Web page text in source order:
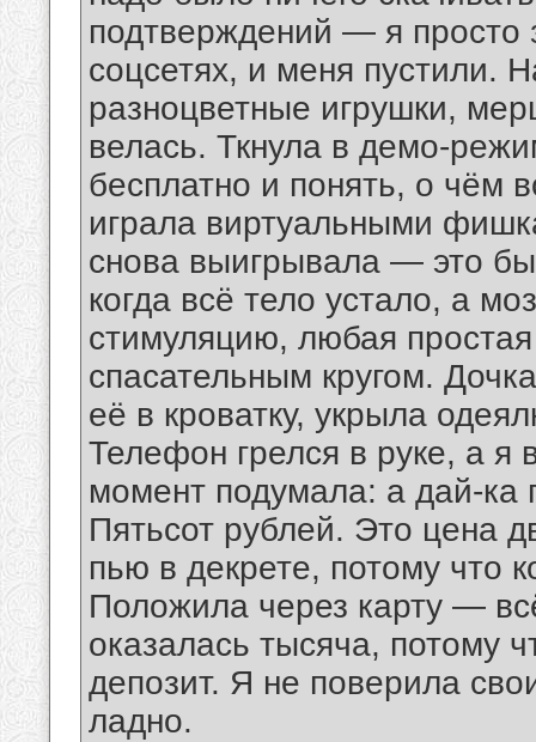
подтверждений — я просто
соцсетях, и меня пустили.
разноцветные игрушки,
велась. Ткнула в демо-
бесплатно и понять, о чём
играла виртуальными
снова выигрывала — это
когда всё тело устало, а
стимуляцию, любая
спасательным кругом.
её в кроватку, укрыла
Телефон грелся в руке, а я
момент подумала: а дай-
Пятьсот рублей. Это цена
пью в декрете, потому что
Положила через карту —
оказалась тысяча, потому
депозит. Я не поверила
ладно.